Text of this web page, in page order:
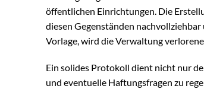
öffentlichen Einrichtungen. Die
diesen Gegenständen
Vorlage, wird die Verwaltung
Ein solides Protokoll dient nicht nur
und eventuelle Haftungsfragen zu